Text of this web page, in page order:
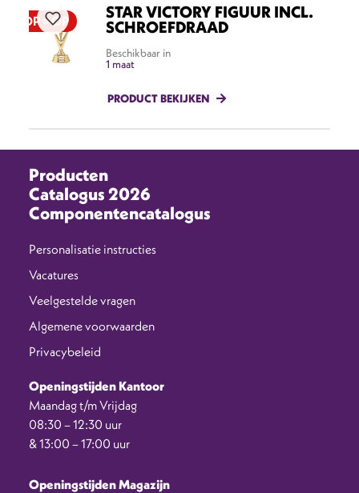
OP = OP STAR VICTORY FIGUUR INCL.
SCHROEFDRAAD
Beschikbaar in
1 maat
PRODUCT BEKIJKEN
Producten
Catalogus 2026
Componentencatalogus
Personalisatie instructies
Vacatures
Veelgestelde vragen
Algemene voorwaarden
Privacybeleid
Openingstijden Kantoor
Maandag t/m Vrijdag
08:30 – 12:30 uur
& 13:00 – 17:00 uur
Openingstijden Magazijn